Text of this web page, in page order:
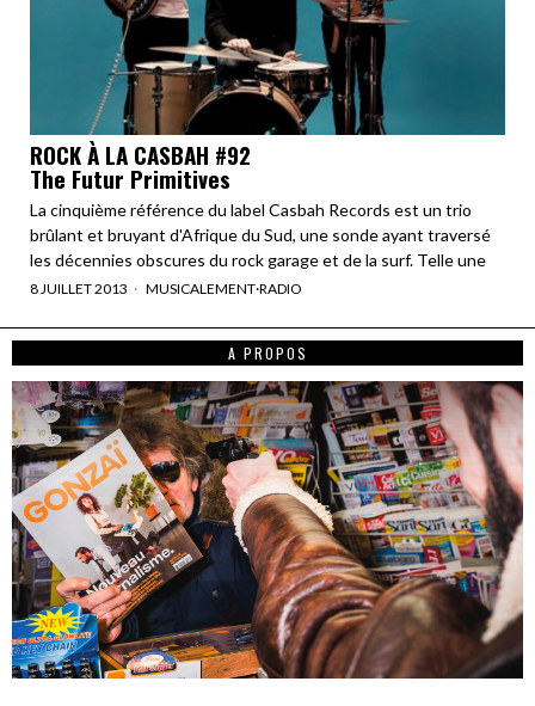
ROCK À LA CASBAH #92
The Futur Primitives
La cinquième référence du label Casbah Records est un trio
brûlant et bruyant d'Afrique du Sud, une sonde ayant traversé
les décennies obscures du rock garage et de la surf. Telle une
8 JUILLET 2013 MUSICALEMENT·RADIO
A PROPOS